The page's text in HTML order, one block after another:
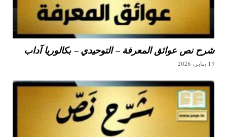
شرح نص عوائق المعرفة – التوحيدي – بكالوريا آداب
19 يناير، 2026